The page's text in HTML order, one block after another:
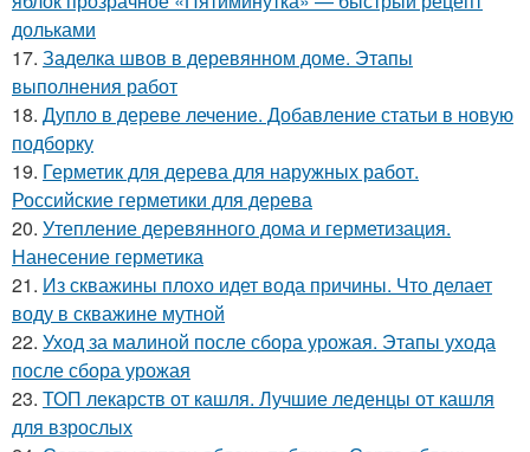
дольками
17. Заделка швов в деревянном доме. Этапы
выполнения работ
18. Дупло в дереве лечение. Добавление статьи в новую
подборку
19. Герметик для дерева для наружных работ.
Российские герметики для дерева
20. Утепление деревянного дома и герметизация.
Нанесение герметика
21. Из скважины плохо идет вода причины. Что делает
воду в скважине мутной
22. Уход за малиной после сбора урожая. Этапы ухода
после сбора урожая
23. ТОП лекарств от кашля. Лучшие леденцы от кашля
для взрослых